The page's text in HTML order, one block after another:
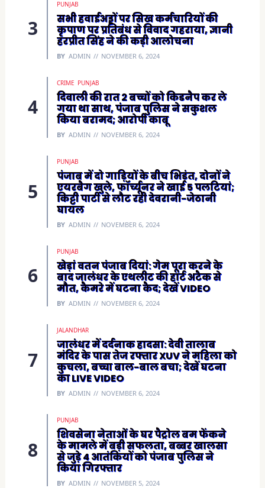
PUNJAB
सभी हवाईअड्डों पर सिख कर्मचारियों की
कृपाण पर प्रतिबंध से विवाद गहराया, ज्ञानी
हरप्रीत सिंह ने की कड़ी आलोचना
BY ADMIN NOVEMBER 6, 2024
CRIME PUNJAB
दिवाली की रात 2 बच्चों को किडनैप कर ले
गया था साथ, पंजाब पुलिस ने सकुशल
किया बरामद; आरोपी काबू
BY ADMIN NOVEMBER 6, 2024
PUNJAB
पंजाब में दो गाड़ियों के बीच भिड़ंत, दोनों ने
एयरबैग खुले, फॉर्च्यूनर ने खाई 5 पलटियां;
किट्टी पार्टी से लौट रही देवरानी-जेठानी
घायल
BY ADMIN NOVEMBER 6, 2024
PUNJAB
खेड़ां वतन पंजाब दियां: गेम पूरा करने के
बाद जालंधर के एथलीट की हार्ट अटैक से
मौत, कैमरे में घटना कैद; देखें VIDEO
BY ADMIN NOVEMBER 6, 2024
JALANDHAR
जालंधर में दर्दनाक हादसा: देवी तालाब
मंदिर के पास तेज रफ्तार XUV ने महिला को
कुचला, बच्चा बाल-बाल बचा; देखें घटना
का LIVE VIDEO
BY ADMIN NOVEMBER 6, 2024
PUNJAB
शिवसेना नेताओं के घर पैट्रोल बम फेंकने
के मामले में बड़ी सफलता, बब्बर खालसा
से जुड़े 4 आतंकियों को पंजाब पुलिस ने
किया गिरफ्तार
BY ADMIN NOVEMBER 5, 2024